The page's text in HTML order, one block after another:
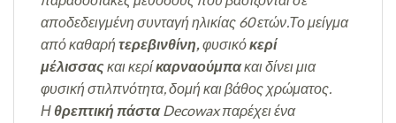
αποδεδειγμένη συνταγή ηλικίας 60 ετών.Το μείγμα
από καθαρήτερεβινθίνη,φυσικόκερί
μέλισσαςκαι κερίκαρναούμπακαι δίνει μια
φυσική στιλπνότητα, δομή και βάθος χρώματος.
Η θρεπτική πάσταDecowax παρέχει ένα